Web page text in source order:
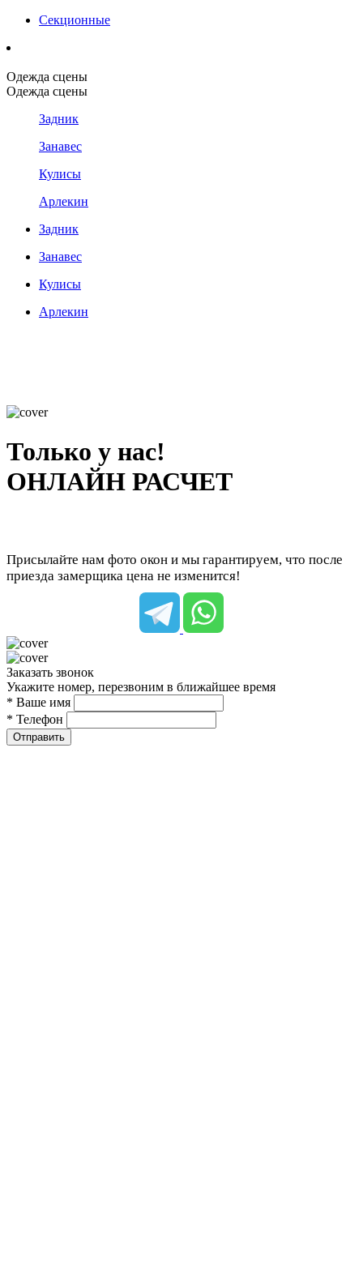
Секционные
Одежда сцены
Одежда сцены
Задник
Занавес
Кулисы
Арлекин
Задник
Занавес
Кулисы
Арлекин
Только у нас!
ОНЛАЙН РАСЧЕТ
Присылайте нам фото окон и мы гарантируем, что после
приезда замерщика цена не изменится!
Заказать звонок
Укажите номер, перезвоним в ближайшее время
* Ваше имя
* Телефон
Отправить